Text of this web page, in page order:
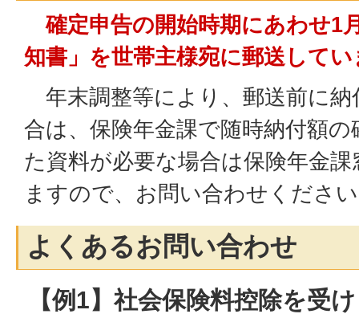
確定申告の開始時期にあわせ1
知書」を世帯主様宛に郵送して
年末調整等により、郵送前に納
合は、保険年金課で随時納付額
た資料が必要な場合は保険年金
ますので、お問い合わせくださ
よくあるお問い合わせ
【例1】社会保険料控除を受